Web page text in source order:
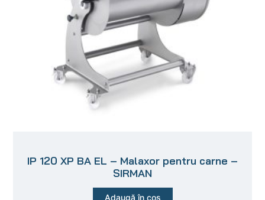
IP 120 XP BA EL – Malaxor pentru carne –
SIRMAN
Adaugă în coș